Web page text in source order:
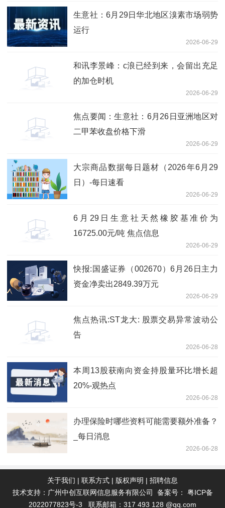
生意社：6月29日华北地区溴素市场弱势
运行
2026-06-29
和讯李景峰：c浪已经到来，会留出充足
的加仓时机
2026-06-29
焦点要闻：生意社：6月26日亚洲地区对
二甲苯收盘价格下滑
2026-06-29
大宗商品数据每日题材（2026年6月29
日）​-每日速看
2026-06-29
6月29日生意社天然橡胶基准价为
16725.00元/吨 焦点信息
2026-06-29
快报:国盛证券（002670）6月26日主力
资金净卖出2849.39万元
2026-06-29
焦点热讯:ST龙大: 股票交易异常波动公
告
2026-06-28
本周13股获南向资金持股量环比增长超
20%-观热点
2026-06-28
办理保险时哪些资料可能需要额外准备？
_每日消息
2026-06-28
关于我们 | 联系方式 | 版权声明 | 招聘信息
技术支持：广州中创互联网信息服务有限公司 备案号： 粤ICP备
2022077823号-3 联系邮箱：317 493 128 @qq.com